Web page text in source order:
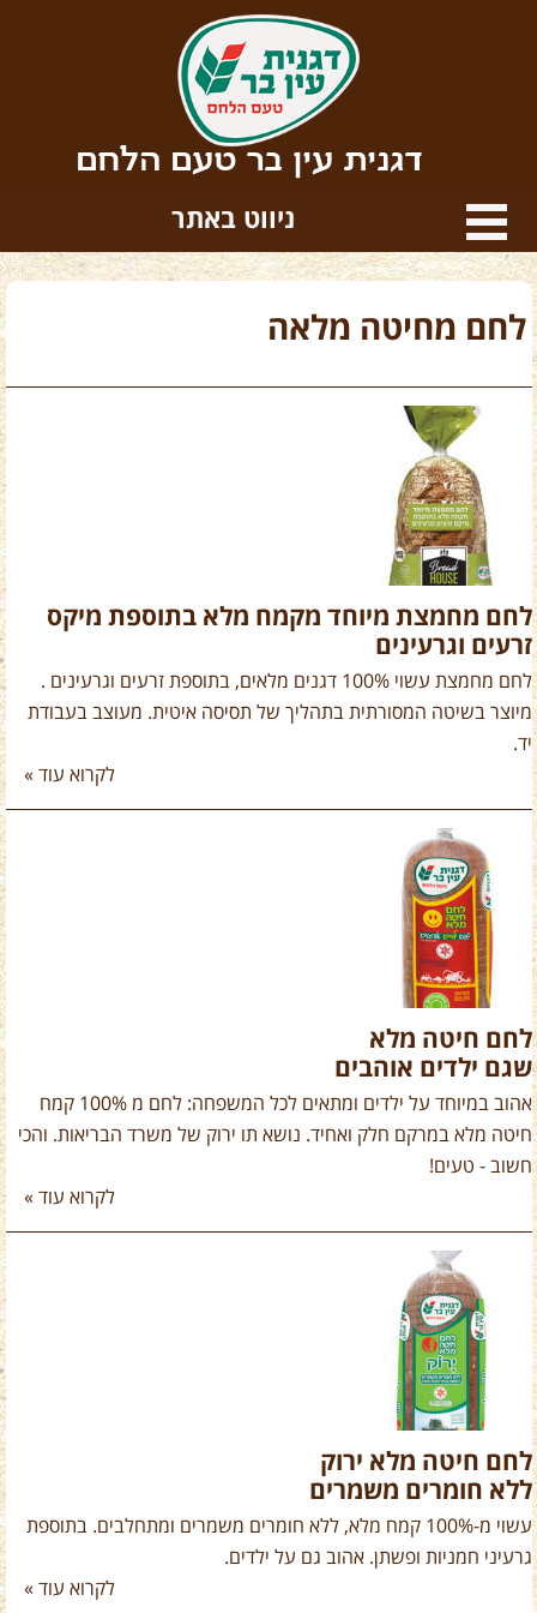
דגנית עין בר טעם הלחם
ניווט באתר
לחם מחיטה מלאה
לחם מחמצת מיוחד מקמח מלא בתוספת מיקס
זרעים וגרעינים
לחם מחמצת עשוי 100% דגנים מלאים, בתוספת זרעים וגרעינים .
מיוצר בשיטה המסורתית בתהליך של תסיסה איטית. מעוצב בעבודת
יד.
לקרוא עוד »
לחם חיטה מלא
שגם ילדים אוהבים
אהוב במיוחד על ילדים ומתאים לכל המשפחה: לחם מ 100% קמח
חיטה מלא במרקם חלק ואחיד. נושא תו ירוק של משרד הבריאות. והכי
חשוב - טעים!
לקרוא עוד »
לחם חיטה מלא ירוק
ללא חומרים משמרים
עשוי מ-100% קמח מלא, ללא חומרים משמרים ומתחלבים. בתוספת
גרעיני חמניות ופשתן. אהוב גם על ילדים.
לקרוא עוד »